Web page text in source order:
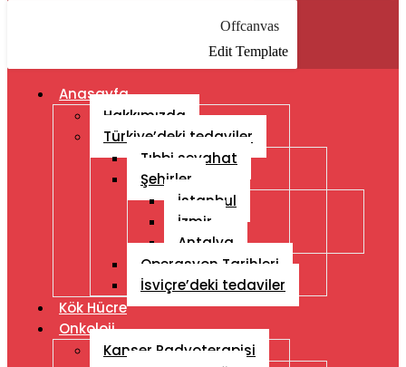
Offcanvas
Edit Template
Anasayfa
Hakkımızda
Türkiye’deki tedaviler
Tıbbi seyahat
Şehirler
İstanbul
İzmir
Antalya
Operasyon Tarihleri
İsviçre’deki tedaviler
Kök Hücre
Onkoloji
Kanser Radyoterapisi